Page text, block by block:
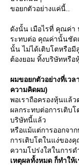
ขอยกตัวอย่างแค่นี้..
ดังนั้น เมือไรที่ คุณค่า
ระทบต่อ คุณค่านั้นชัด
นั้น ไม่ได้เติบโตหรือมี
ต้องยอม ทิ้งบริษัทหรือ
ผมขอยกตัวอย่างที่เว
ความคิดผม)
พอเราถือครองหุ้นแล้
ผลกระทบต่อการเติบ
บริษัทนี้แล้ว
หรือแม้แต่การออกจา
การเติบโตในแง่ของ
ความโปร่งใสในการ
เหตุผลทั้งหมด ก็ทำให้